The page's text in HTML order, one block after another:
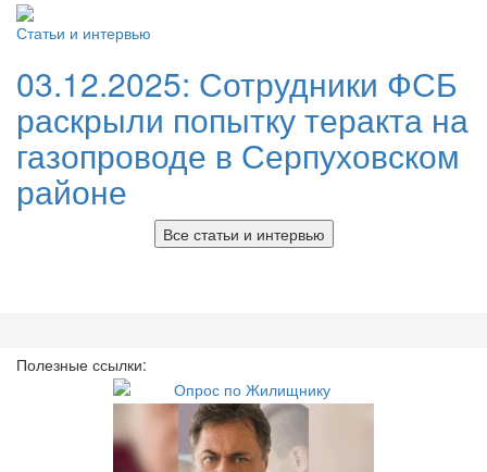
Статьи и интервью
03.12.2025: Сотрудники ФСБ
раскрыли попытку теракта на
газопроводе в Серпуховском
районе
Все статьи и интервью
Полезные ссылки: